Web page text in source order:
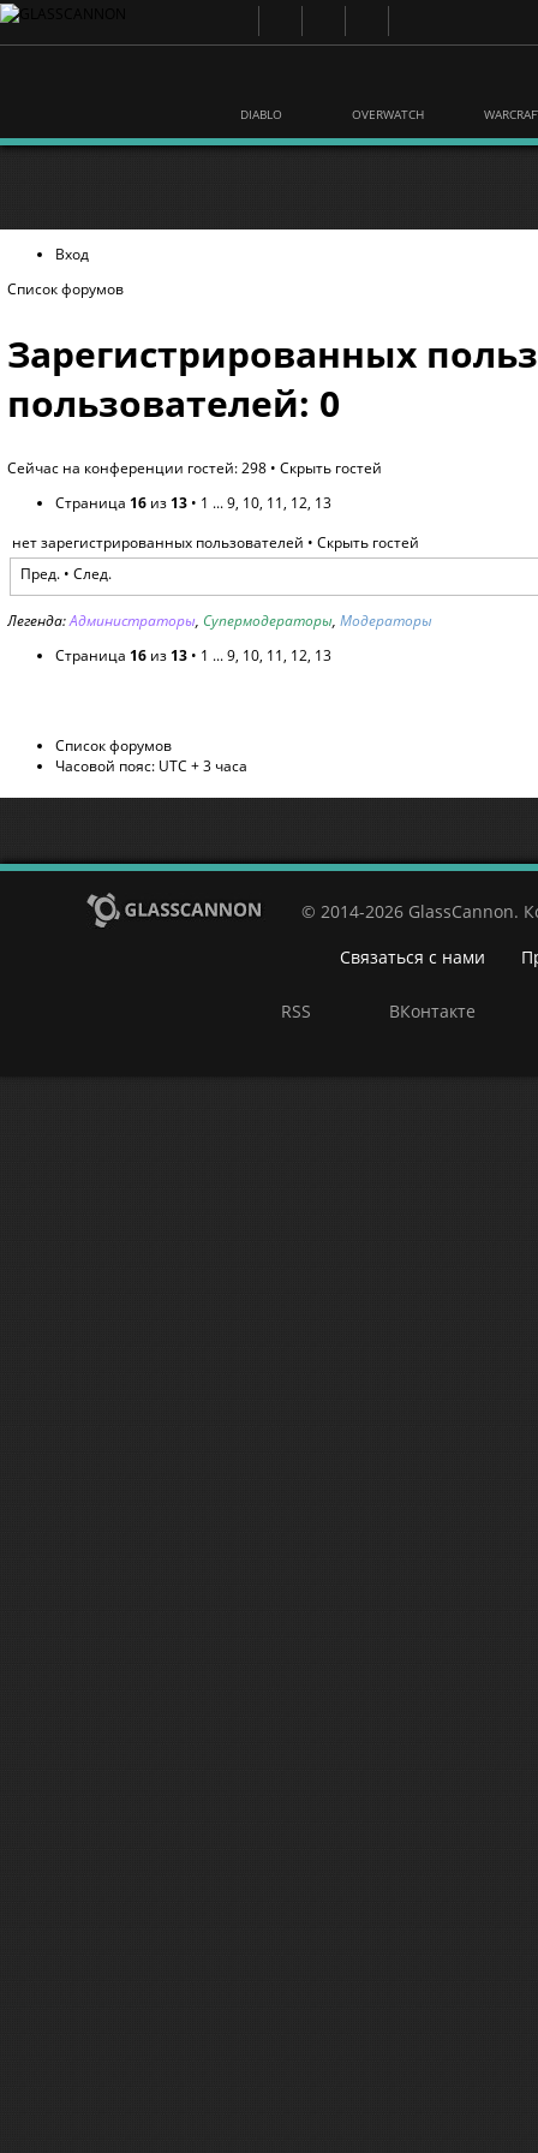
DIABLO OVERWATCH
Вход
Список форумов
Зарегистрированных
пользователей: 0
Сейчас на конференции гостей: 298 • Скрыть гостей
Страница 16 из 13 • 1 ...9, 10, 11, 12, 13
нет зарегистрированных пользователей • Скрыть гостей
Пред.• След.
Легенда:Администраторы, Супермодераторы, Модераторы
Страница 16 из 13 • 1 ...9, 10, 11, 12, 13
Список форумов
Часовой пояс: UTC + 3 часа
© 2014-2026 GlassCannon.
Связаться с нами
RSS ВКонтакте